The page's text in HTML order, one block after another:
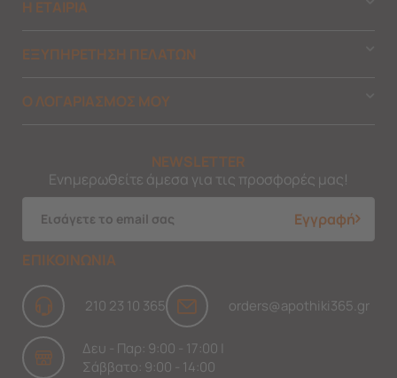
Η ΕΤΑΙΡΙΑ
ΕΞΥΠΗΡΕΤΗΣΗ ΠΕΛΑΤΩΝ
Ο ΛΟΓΑΡΙΑΣΜΟΣ ΜΟΥ
NEWSLETTER
Ενημερωθείτε άμεσα για τις προσφορές μας!
Εγγραφή
ΕΠΙΚΟΙΝΩΝΙΑ
210 23 10 365 orders@apothiki365.gr
Δευ - Παρ: 9:00 - 17:00 |
Σάββατο: 9:00 - 14:00